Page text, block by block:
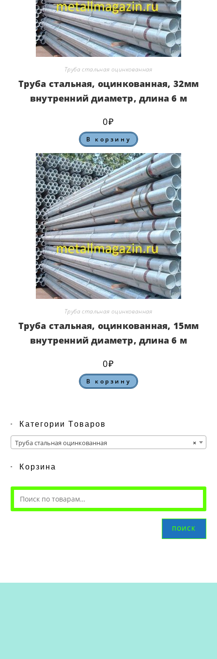
Труба стальная оцинкованная
Труба стальная, оцинкованная, 32мм
внутренний диаметр, длина 6 м
0₽
В корзину
Труба стальная оцинкованная
Труба стальная, оцинкованная, 15мм
внутренний диаметр, длина 6 м
0₽
В корзину
Категории Товаров
×
Труба стальная оцинкованная
Корзина
ПОИСК